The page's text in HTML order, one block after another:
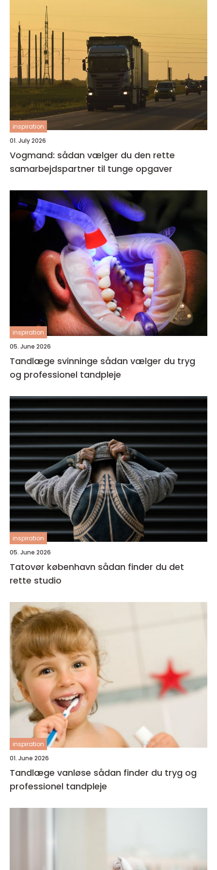
inspiration
01. July 2026
Vogmand: sådan vælger du den rette
samarbejdspartner til tunge opgaver
inspiration
05. June 2026
Tandlæge svinninge sådan vælger du tryg
og professionel tandpleje
inspiration
05. June 2026
Tatovør københavn sådan finder du det
rette studio
inspiration
01. June 2026
Tandlæge vanløse sådan finder du tryg og
professionel tandpleje